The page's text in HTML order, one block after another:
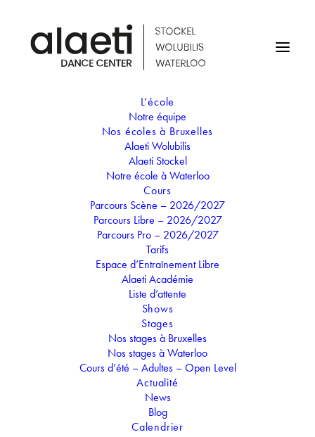
L’école
Notre équipe
Nos écoles à Bruxelles
Alaeti Wolubilis
Alaeti Stockel
Notre école à Waterloo
Cours
Parcours Scène – 2026/2027
Parcours Libre – 2026/2027
Parcours Pro – 2026/2027
Tarifs
Espace d’Entraînement Libre
Alaeti Académie
Liste d’attente
Shows
Stages
Nos stages à Bruxelles
Nos stages à Waterloo
Cours d’été – Adultes – Open Level
Actualité
News
Blog
Calendrier
Twitter